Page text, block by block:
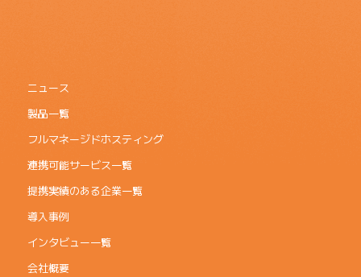
ニュース
製品一覧
フルマネージドホスティング
連携可能サービス一覧
提携実績のある企業一覧
導入事例
インタビュー一覧
会社概要